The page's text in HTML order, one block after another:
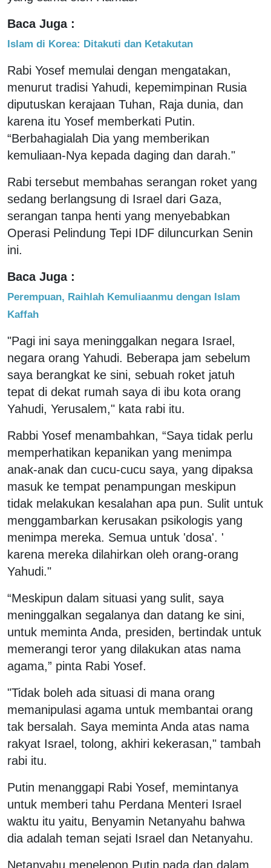
Baca Juga :
Islam di Korea: Ditakuti dan Ketakutan
Rabi Yosef memulai dengan mengatakan,
menurut tradisi Yahudi, kepemimpinan Rusia
diputuskan kerajaan Tuhan, Raja dunia, dan
karena itu Yosef memberkati Putin.
“Berbahagialah Dia yang memberikan
kemuliaan-Nya kepada daging dan darah."
Rabi tersebut membahas serangan roket yang
sedang berlangsung di Israel dari Gaza,
serangan tanpa henti yang menyebabkan
Operasi Pelindung Tepi IDF diluncurkan Senin
ini.
Baca Juga :
Perempuan, Raihlah Kemuliaanmu dengan Islam
Kaffah
"Pagi ini saya meninggalkan negara Israel,
negara orang Yahudi. Beberapa jam sebelum
saya berangkat ke sini, sebuah roket jatuh
tepat di dekat rumah saya di ibu kota orang
Yahudi, Yerusalem," kata rabi itu.
Rabbi Yosef menambahkan, “Saya tidak perlu
memperhatikan kepanikan yang menimpa
anak-anak dan cucu-cucu saya, yang dipaksa
masuk ke tempat penampungan meskipun
tidak melakukan kesalahan apa pun. Sulit untuk
menggambarkan kerusakan psikologis yang
menimpa mereka. Semua untuk 'dosa'. '
karena mereka dilahirkan oleh orang-orang
Yahudi."
“Meskipun dalam situasi yang sulit, saya
meninggalkan segalanya dan datang ke sini,
untuk meminta Anda, presiden, bertindak untuk
memerangi teror yang dilakukan atas nama
agama,” pinta Rabi Yosef.
"Tidak boleh ada situasi di mana orang
memanipulasi agama untuk membantai orang
tak bersalah. Saya meminta Anda atas nama
rakyat Israel, tolong, akhiri kekerasan," tambah
rabi itu.
Putin menanggapi Rabi Yosef, memintanya
untuk memberi tahu Perdana Menteri Israel
waktu itu yaitu, Benyamin Netanyahu bahwa
dia adalah teman sejati Israel dan Netanyahu.
Netanyahu menelepon Putin pada dan dalam